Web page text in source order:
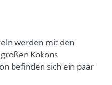
werden mit den
Kokons
befinden sich ein paar